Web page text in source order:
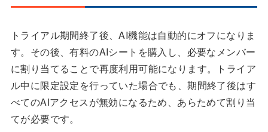
トライアル期間終了後、AI機能は自動的にオフになりま
す。その後、有料のAIシートを購入し、必要なメンバー
に割り当てることで再度利用可能になります。トライア
ル中に限定設定を行っていた場合でも、期間終了後はす
べてのAIアクセスが無効になるため、あらためて割り当
てが必要です。